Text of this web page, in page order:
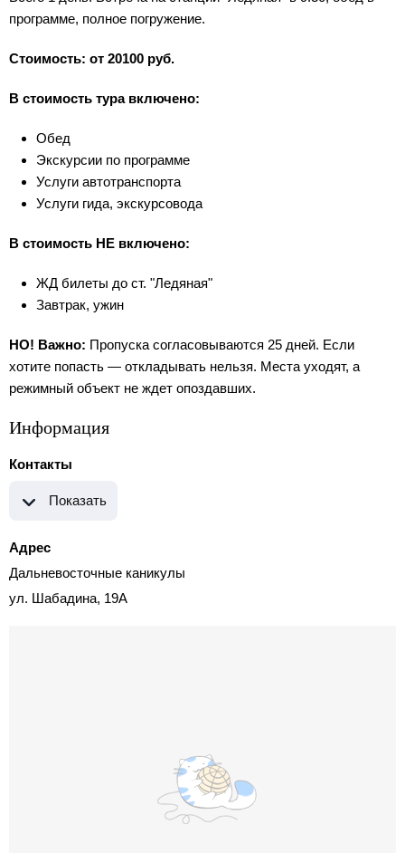
программе, полное погружение.
Стоимость: от 20100 руб.
В стоимость тура включено:
Обед
Экскурсии по программе
Услуги автотранспорта
Услуги гида, экскурсовода
В стоимость НЕ включено:
ЖД билеты до ст. "Ледяная"
Завтрак, ужин
НО! Важно: Пропуска согласовываются 25 дней. Если
хотите попасть — откладывать нельзя. Места уходят, а
режимный объект не ждет опоздавших.
Информация
Контакты
Показать
Адрес
Дальневосточные каникулы
ул. Шабадина, 19А